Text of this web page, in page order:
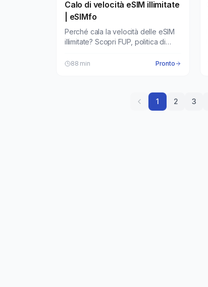
Notizie
Calo di velocità eSIM illimitate
| eSIMfo
Perché cala la velocità delle eSIM
illimitate? Scopri FUP, politica di
88 min Pronto
1 2 3